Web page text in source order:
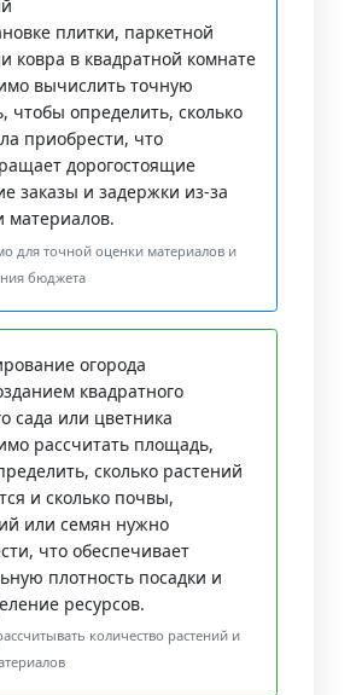
плитки, паркетной
ковра в квадратной комнате
вычислить точную
чтобы определить, сколько
приобрести, что
дорогостоящие
заказы и задержки из-за
материалов.
для точной оценки материалов и
бюджета
огорода
квадратного
сада или цветника
рассчитать площадь,
сколько растений
и сколько почвы,
или семян нужно
что обеспечивает
плотность посадки и
ресурсов.
количество растений и